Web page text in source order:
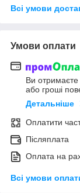
Всі умови
Умови оплати
Ви
або гроші
Детальніше
Оплатити
Післяплата
Оплата на
Всі умови